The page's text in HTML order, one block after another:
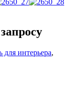
для интерьера,